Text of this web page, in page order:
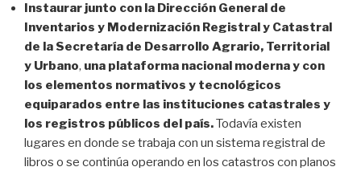
Instaurar junto con la Dirección General de
Inventarios y Modernización Registral y Catastral
de la Secretaría de Desarrollo Agrario, Territorial
y Urbano, una plataforma nacional moderna y con
los elementos normativos y tecnológicos
equiparados entre las instituciones catastrales y
los registros públicos del país.Todavía existen
lugares en donde se trabaja con un sistema registral de
libros o se continúa operando en los catastros con planos